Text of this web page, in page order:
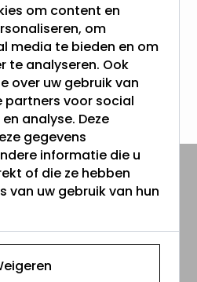
NL & BE
retour
om content en
om
media te bieden en om
te analyseren. Ook
over uw gebruik van
partners voor social
analyse. Deze
gegevens
informatie die u
of die ze hebben
van uw gebruik van hun